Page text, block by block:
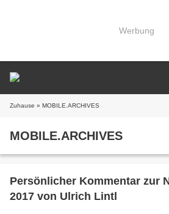
Werbung
Zuhause » MOBILE.ARCHIVES
MOBILE.ARCHIVES
Persönlicher Kommentar zur
2017 von Ulrich Lintl